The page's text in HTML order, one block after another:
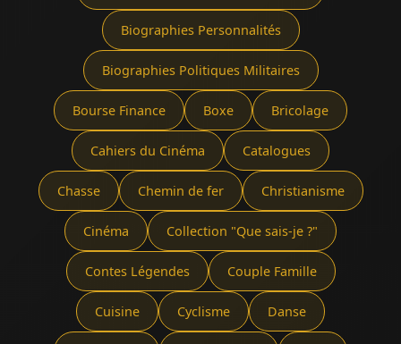
Biographies Personnalités
Biographies Politiques Militaires
Bourse Finance Boxe Bricolage
Cahiers du Cinéma Catalogues
Chasse Chemin de fer Christianisme
Cinéma Collection "Que sais-je ?"
Contes Légendes Couple Famille
Cuisine Cyclisme Danse